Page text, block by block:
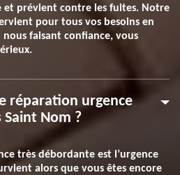
et prévient contre les fuites. Notre
pour tous vos besoins en
faisant confiance, vous
réparation urgence
Nom ?
très débordante est l’urgence
alors que vous êtes encore